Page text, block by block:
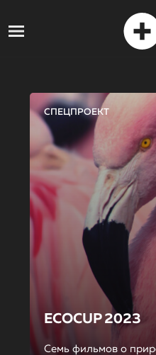
СПЕЦПРОЕКТ
ECOCUP 2023
Семь фильмов о